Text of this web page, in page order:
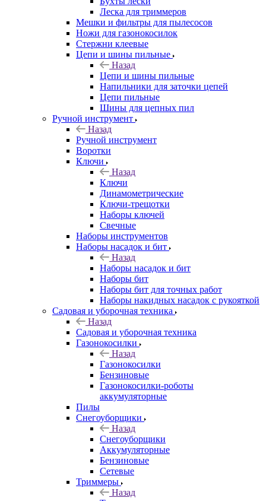
Леска для триммеров
Мешки и фильтры для пылесосов
Ножи для газонокосилок
Стержни клеевые
Цепи и шины пильные
Назад
Цепи и шины пильные
Напильники для заточки цепей
Цепи пильные
Шины для цепных пил
Ручной инструмент
Назад
Ручной инструмент
Воротки
Ключи
Назад
Ключи
Динамометрические
Ключи-трещотки
Наборы ключей
Свечные
Наборы инструментов
Наборы насадок и бит
Назад
Наборы насадок и бит
Наборы бит
Наборы бит для точных работ
Наборы накидных насадок с рукояткой
Садовая и уборочная техника
Назад
Садовая и уборочная техника
Газонокосилки
Назад
Газонокосилки
Бензиновые
Газонокосилки-роботы
аккумуляторные
Пилы
Снегоуборщики
Назад
Снегоуборщики
Аккумуляторные
Бензиновые
Сетевые
Триммеры
Назад